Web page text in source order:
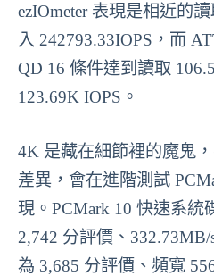
ezIOmeter 表現是相近的
入 242793.33IOPS，而
QD 16 條件達到讀取
123.69K IOPS。
4K 是藏在細節裡的魔鬼
差異，會在進階測試
現。PCMark 10 快速系統
2,742 分評價、
為 3,685 分評價、頻寬